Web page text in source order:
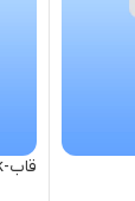
قاب-Vamp Mask